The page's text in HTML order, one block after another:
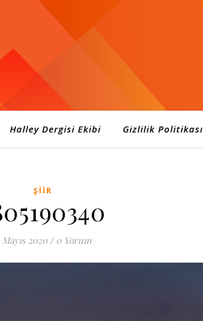
Halley Dergisi Ekibi Gizlilik Politikası
ŞIIR
2020 / 0 Yorum